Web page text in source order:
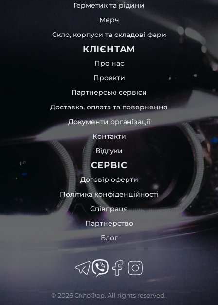
Герметик та рідини
Мерч
Скло, корпуси та складові фари
КЛІЄНТАМ
Про нас
Проекти
Партнерські сервіси
Доставка, оплата та повернення
Документи організації
Контакти
Відгуки
СЕРВІС
Договір оферти
Політика конфіденційності
Співпраця
Партнерство
Блог
© 2026 СклоФар. All rights reserved.